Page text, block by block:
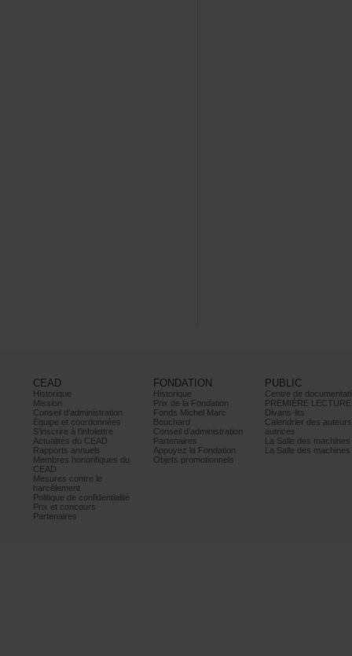
CEAD
Historique
Mission
Conseild’administration
Équipeetcoordonnées
S’inscrireàl’infolettre
ActualitésduCEAD
Rapportsannuels
Membreshonorifiquesdu
CEAD
Mesurescontrele
harcèlement
Politiquedeconfidentialité
Prixetconcours
Partenaires
FONDATION
Historique
PrixdelaFondation
FondsMichelMarc
Bouchard
Conseild’administration
Partenaires
AppuyezlaFondation
Objetspromotionnels
PUBLIC
PREMIÈRELECTURE
Divans-lits
autrices